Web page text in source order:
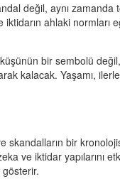
değil, aynı
iktidarın ahlaki
bir sembolü
kalacak. Yaşamı,
bir
ve iktidar yapılarını
gösterir.